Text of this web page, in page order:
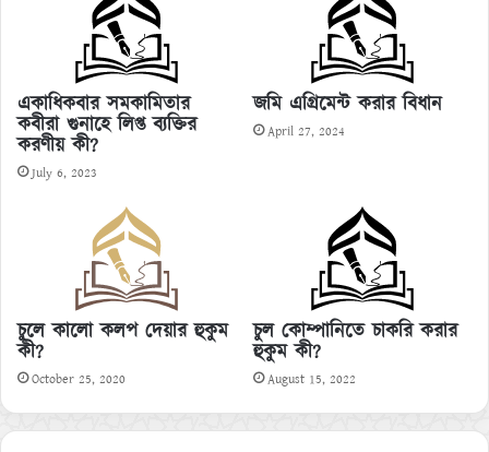
একাধিকবার সমকামিতার
কবীরা গুনাহে লিপ্ত ব্যক্তির
করণীয় কী?
July 6, 2023
জমি এগ্রিমেন্ট করার বিধান
April 27, 2024
চুলে কালো কলপ দেয়ার হুকুম
কী?
October 25, 2020
চুল কোম্পানিতে চাকরি করার
হুকুম কী?
August 15, 2022